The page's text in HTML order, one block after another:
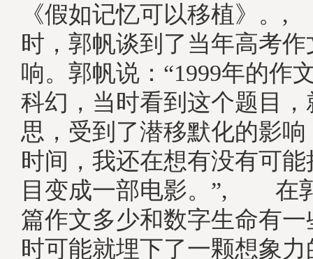
《假如记忆可以移植》
时，郭帆谈到了当年高考
响。郭帆说：“1999年的作
科幻，当时看到这个题目
思，受到了潜移默化的影
时间，我还在想有没有可
目变成一部电影。”, 在
篇作文多少和数字生命有一
时可能就埋下了一颗想象